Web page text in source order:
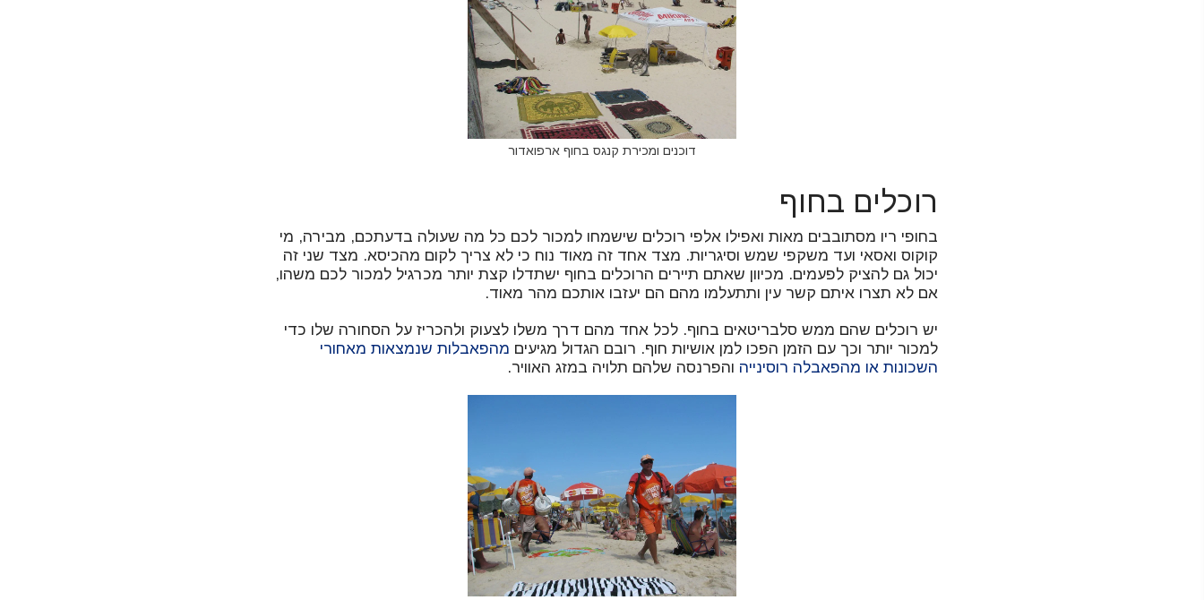
דוכנים ומכירת קנגס בחוף ארפואדור
רוכלים בחוף
בחופי ריו מסתובבים מאות ואפילו אלפי רוכלים שישמחו למכור לכם כל מה שעולה בדעתכם, מבירה, מי
קוקוס ואסאי ועד משקפי שמש וסיגריות. מצד אחד זה מאוד נוח כי לא צריך לקום מהכיסא. מצד שני זה
יכול גם להציק לפעמים. מכיוון שאתם תיירים הרוכלים בחוף ישתדלו קצת יותר מכרגיל למכור לכם משהו,
אם לא תצרו איתם קשר עין ותתעלמו מהם הם יעזבו אותכם מהר מאוד.
יש רוכלים שהם ממש סלבריטאים בחוף. לכל אחד מהם דרך משלו לצעוק ולהכריז על הסחורה שלו כדי
למכור יותר וכך עם הזמן הפכו למן אושיות חוף. רובם הגדול מגיעים מהפאבלות שנמצאות מאחורי
השכונות או מהפאבלה רוסינייה והפרנסה שלהם תלויה במזג האוויר.